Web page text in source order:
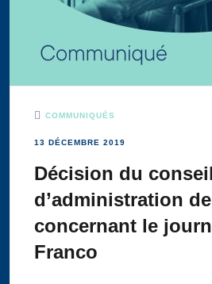
COMMUNIQUÉS
13 DÉCEMBRE 2019
Décision du conseil
d’administration de
concernant le
Franco